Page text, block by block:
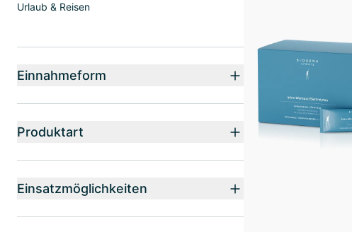
Urlaub & Reisen
Einnahmeform
Produktart
Einsatzmöglichkeiten